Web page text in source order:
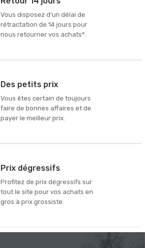
Vous disposez d'un délai de
rétractation de 14 jours pour
nous retourner vos achats*.
Des petits prix
Vous êtes certain de toujours
faire de bonnes affaires et de
payer le meilleur prix.
Prix dégressifs
Profitez de prix dégressifs sur
tout le site pour vos achats en
gros à prix grossiste.